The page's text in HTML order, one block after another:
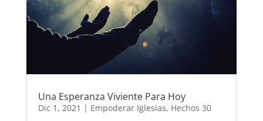
Una Esperanza Viviente Para Hoy
Dic 1, 2021 | Empoderar Iglesias, Hechos 30